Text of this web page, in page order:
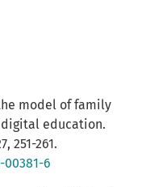
the model of family
education.
251-261.
6